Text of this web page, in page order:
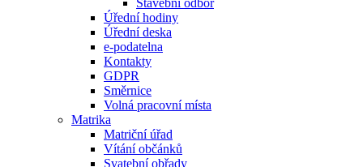
Stavební odbor
Úřední hodiny
Úřední deska
e-podatelna
Kontakty
GDPR
Směrnice
Volná pracovní místa
Matrika
Matriční úřad
Vítání občánků
Svatební obřady